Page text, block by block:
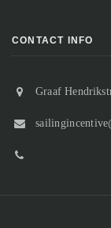
CONTACT INFO
Graaf